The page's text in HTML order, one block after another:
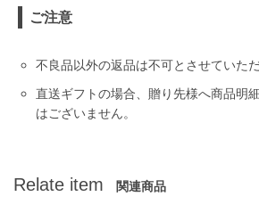
ご注意
不良品以外の返品は不可とさせていただ
直送ギフトの場合、贈り先様へ商品明
はございません。
Relate item 関連商品